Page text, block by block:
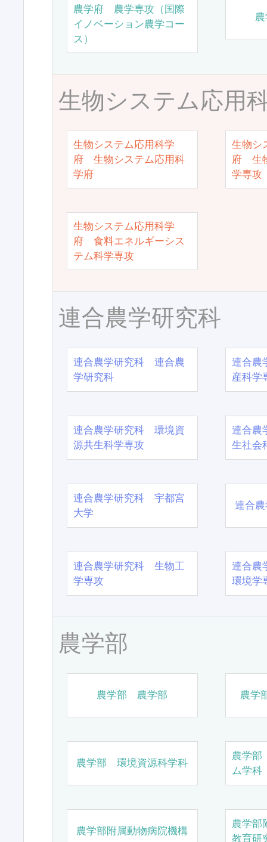
農学府 農学専攻（国際
イノベーション農学コー
ス）
生物システム応用
生物システム応用科学
府 生物システム応用科
学府
生物シ
府 生
学専攻
生物システム応用科学
府 食料エネルギーシス
テム科学専攻
連合農学研究科
連合農学研究科 連合農
学研究科
連合農
産科学
連合農学研究科 環境資
源共生科学専攻
連合農
生社会
連合農学研究科 宇都宮
大学
連合
連合農学研究科 生物工
学専攻
連合農
環境学
農学部
農学部 農学部 農学
農学部 環境資源科学科
農学
ム学科
農学部附属動物病院機構
農学部
教育研